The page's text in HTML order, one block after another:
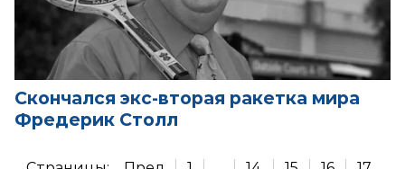
Скончался экс-вторая ракетка мира
Фредерик Столл